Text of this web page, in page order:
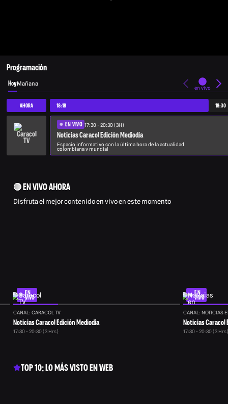
Programación
HoyMañana
en vivo
AHORA 18:18 18:30
EN VIVO 17:30 - 20:30 (3H)
Noticias Caracol Edición Mediodía
Espacio informativo con la última hora de la actualidad
colombiana y mundial
🔴 EN VIVO AHORA
Disfruta el mejor contenido en vivo en este momento
EN
VIVO
CANAL: CARACOL TV
Noticias Caracol Edición Mediodía
17:30 - 20:30 (3 Hrs)
EN
VIVO
CANAL: NOTICIAS
Noticias Caracol
17:30 - 20:30 (3 Hrs)
TOP 10: LO MÁS VISTO EN WEB